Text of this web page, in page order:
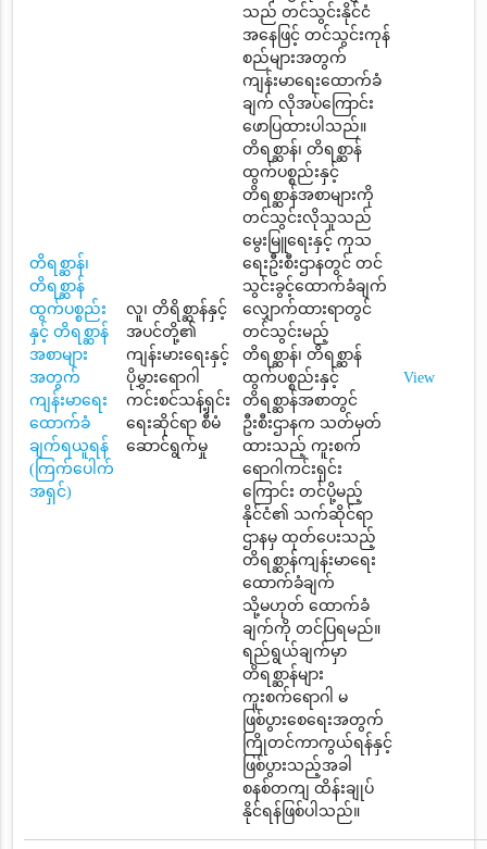
တိရစ္ဆာန်၊
တိရစ္ဆာန်
ထွက်ပစ္စည်း
နှင့် တိရစ္ဆာန်
အစာများ
အတွက်
ကျန်းမာရေး
ထောက်ခံ
ချက်ရယူရန်
(ကြက်ပေါက်
အရှင်)
လူ၊ တိရိစ္ဆာန်နှင့်
အပင်တို့၏
ကျန်းမားရေးနှင့်
ပိုမွှားရောဂါ
ကင်းစင်သန့်ရှင်း
ရေးဆိုင်ရာ စီမံ
ဆောင်ရွက်မှု
သည် တင်သွင်းနိုင်ငံ
အနေဖြင့် တင်သွင်းကုန်
စည်များအတွက်
ကျန်းမာရေးထောက်ခံ
ချက် လိုအပ်ကြောင်း
ဖောပြထားပါသည်။
တိရစ္ဆာန်၊ တိရစ္ဆာန်
ထွက်ပစ္စည်းနှင့်
တိရစ္ဆာန်အစာများကို
တင်သွင်းလိုသူသည်
မွေးမြူရေးနှင့် ကုသ
ရေးဦးစီးဌာနတွင် တင်
သွင်းခွင့်ထောက်ခံချက်
လျှောက်ထားရာတွင်
တင်သွင်းမည့်
တိရစ္ဆာန်၊ တိရစ္ဆာန်
ထွက်ပစ္စည်းနှင့်
တိရစ္ဆာန်အစာတွင်
ဦးစီးဌာနက သတ်မှတ်
ထားသည့် ကူးစက်
ရောဂါကင်းရှင်း
ကြောင်း တင်ပို့မည့်
နိုင်ငံ၏ သက်ဆိုင်ရာ
ဌာနမှ ထုတ်ပေးသည့်
တိရစ္ဆာန်ကျန်းမာရေး
ထောက်ခံချက်
သို့မဟုတ် ထောက်ခံ
ချက်ကို တင်ပြရမည်။
ရည်ရွယ်ချက်မှာ
တိရစ္ဆာန်များ
ကူးစက်ရောဂါ မ
ဖြစ်ပွားစေရေးအတွက်
ကြိုတင်ကာကွယ်ရန်နှင့်
ဖြစ်ပွားသည့်အခါ
စနစ်တကျ ထိန်းချုပ်
နိုင်ရန်ဖြစ်ပါသည်။
View